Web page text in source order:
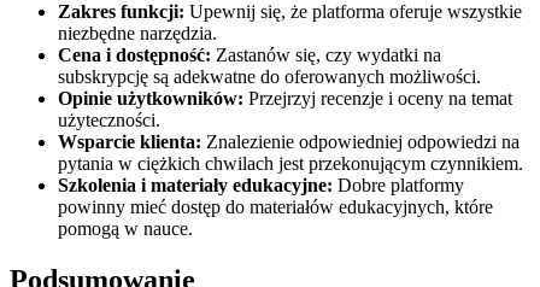
Zakres funkcji: Upewnij się, że platforma oferuje wszystkie
niezbędne narzędzia.
Cena i dostępność: Zastanów się, czy wydatki na
subskrypcję są adekwatne do oferowanych możliwości.
Opinie użytkowników: Przejrzyj recenzje i oceny na temat
użyteczności.
Wsparcie klienta: Znalezienie odpowiedniej odpowiedzi na
pytania w ciężkich chwilach jest przekonującym czynnikiem.
Szkolenia i materiały edukacyjne: Dobre platformy
powinny mieć dostęp do materiałów edukacyjnych, które
pomogą w nauce.
Podsumowanie